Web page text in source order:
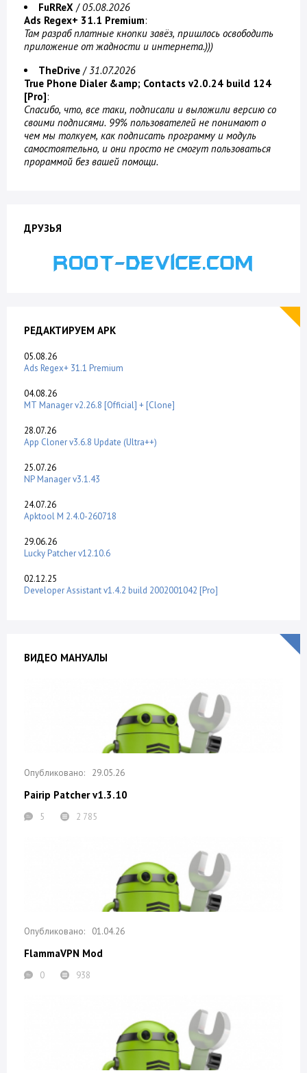
FuRReX /05.08.2026
Ads Regex+ 31.1 Premium:
Там разраб платные кнопки завёз, пришлось освободить
приложение от жадности и интернета.)))
TheDrive /31.07.2026
True Phone Dialer &amp; Contacts v2.0.24 build 124
[Pro]:
Спасибо, что, все таки, подписали и выложили версию со
своими подписями. 99% пользователей не понимают о
чем мы толкуем, как подписать программу и модуль
самостоятельно, и они просто не смогут пользоваться
прораммой без вашей помощи.
ДРУЗЬЯ
РЕДАКТИРУЕМ APK
05.08.26
Ads Regex+ 31.1 Premium
04.08.26
MT Manager v2.26.8 [Official] + [Clone]
28.07.26
App Cloner v3.6.8 Update (Ultra++)
25.07.26
NP Manager v3.1.43
24.07.26
Apktool M 2.4.0-260718
29.06.26
Lucky Patcher v12.10.6
02.12.25
Developer Assistant v1.4.2 build 2002001042 [Pro]
ВИДЕО МАНУАЛЫ
29.05.26
Pairip Patcher v1.3.10
5 2 785
01.04.26
FlammaVPN Mod
0 938